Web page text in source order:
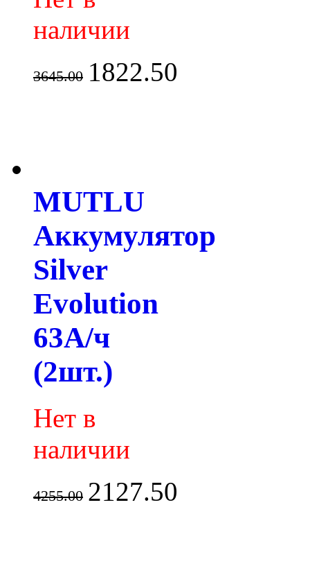
наличии
3645.00 1822.50
MUTLU
Аккумулятор
Silver
Evolution
63А/ч
(2шт.)
Нет в
наличии
4255.00 2127.50